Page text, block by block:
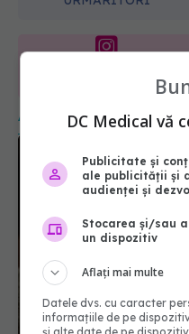
365
URMĂRITORI
ARTICOLE SIMILARE
Această combinație
grăsimea de pe burtă
DC Medical vă
Publicitate și
ale publicității și
audienței și
Stocarea și/sau
un dispozitiv
Aflați mai multe
Datele dvs. cu caracter
informațiile de pe